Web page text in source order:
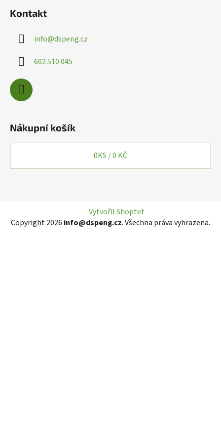
Kontakt
info@dspeng.cz
602 510 045
Nákupní košík
0KS /0 KČ
Vytvořil Shoptet
Copyright 2026 info@dspeng.cz. Všechna práva vyhrazena.